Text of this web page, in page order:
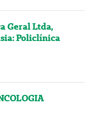
Geral Ltda,
Policlínica